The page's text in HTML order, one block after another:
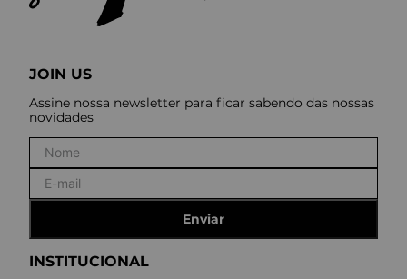
INSTITUCIONAL
JOIN US
Assine nossa newsletter para ficar sabendo das nossas
novidades
Enviar